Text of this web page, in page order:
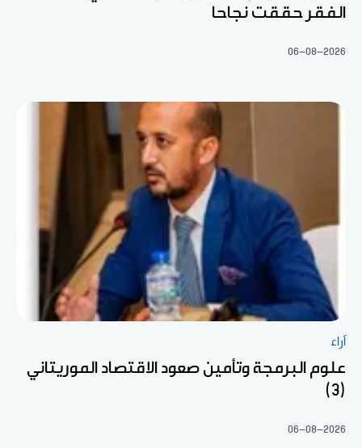
الفقر حققت نجاحا
06-08-2026
آراء
علوم البرمجة وتأمين صعود الاقتصاد الموريتاني
(3)
06-08-2026